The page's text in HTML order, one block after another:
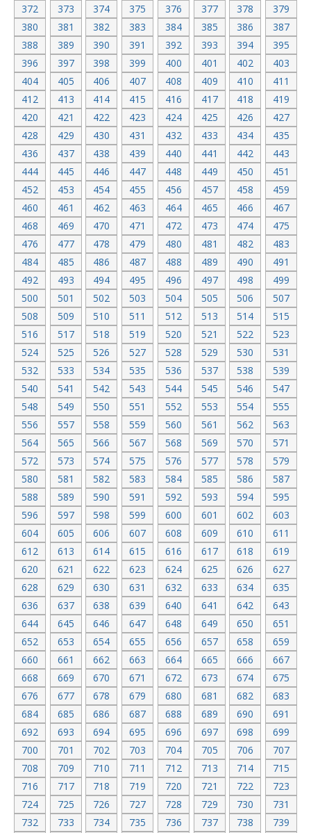
372 373 374 375 376 377 378
379
380
381 382 383 384 385 386
387
388
389 390 391 392 393 394
395
396
397 398 399 400 401 402
403
404
405 406 407 408 409 410
411
412
413 414 415 416 417 418
419
420
421 422 423 424 425 426
427
428
429 430 431 432 433 434
435
436
437 438 439 440 441 442
443
444
445 446 447 448 449 450
451
452
453 454 455 456 457 458
459
460
461 462 463 464 465 466
467
468
469 470 471 472 473 474
475
476
477 478 479 480 481 482
483
484
485 486 487 488 489 490
491
492
493 494 495 496 497 498
499
500
501 502 503 504 505 506
507
508
509 510 511 512 513 514
515
516
517 518 519 520 521 522
523
524
525 526 527 528 529 530
531
532
533 534 535 536 537 538
539
540
541 542 543 544 545 546
547
548
549 550 551 552 553 554
555
556
557 558 559 560 561 562
563
564
565 566 567 568 569 570
571
572
573 574 575 576 577 578
579
580
581 582 583 584 585 586
587
588
589 590 591 592 593 594
595
596
597 598 599 600 601 602
603
604
605 606 607 608 609 610
611
612
613 614 615 616 617 618
619
620
621 622 623 624 625 626
627
628
629 630 631 632 633 634
635
636
637 638 639 640 641 642
643
644
645 646 647 648 649 650
651
652
653 654 655 656 657 658
659
660
661 662 663 664 665 666
667
668
669 670 671 672 673 674
675
676
677 678 679 680 681 682
683
684
685 686 687 688 689 690
691
692
693 694 695 696 697 698
699
700
701 702 703 704 705 706
707
708
709 710 711 712 713 714
715
716
717 718 719 720 721 722
723
724
725 726 727 728 729 730
731
732
733 734 735 736 737 738
739